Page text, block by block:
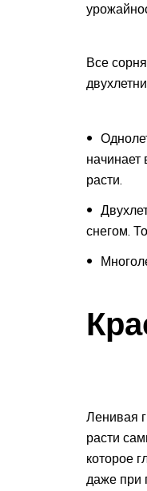
Все
начинает
расти.
снегом.
Ленивая
расти
которое
даже при